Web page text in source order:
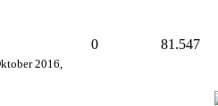
2016,
0 81.547